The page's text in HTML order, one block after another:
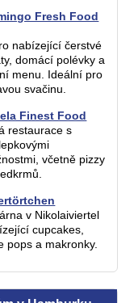
Fresh Food
nabízející čerstvé
domácí polévky a
menu. Ideální pro
svačinu.
Finest Food
restaurace s
včetně pizzy
v Nikolaiviertel
cupcakes,
pops a makronky.